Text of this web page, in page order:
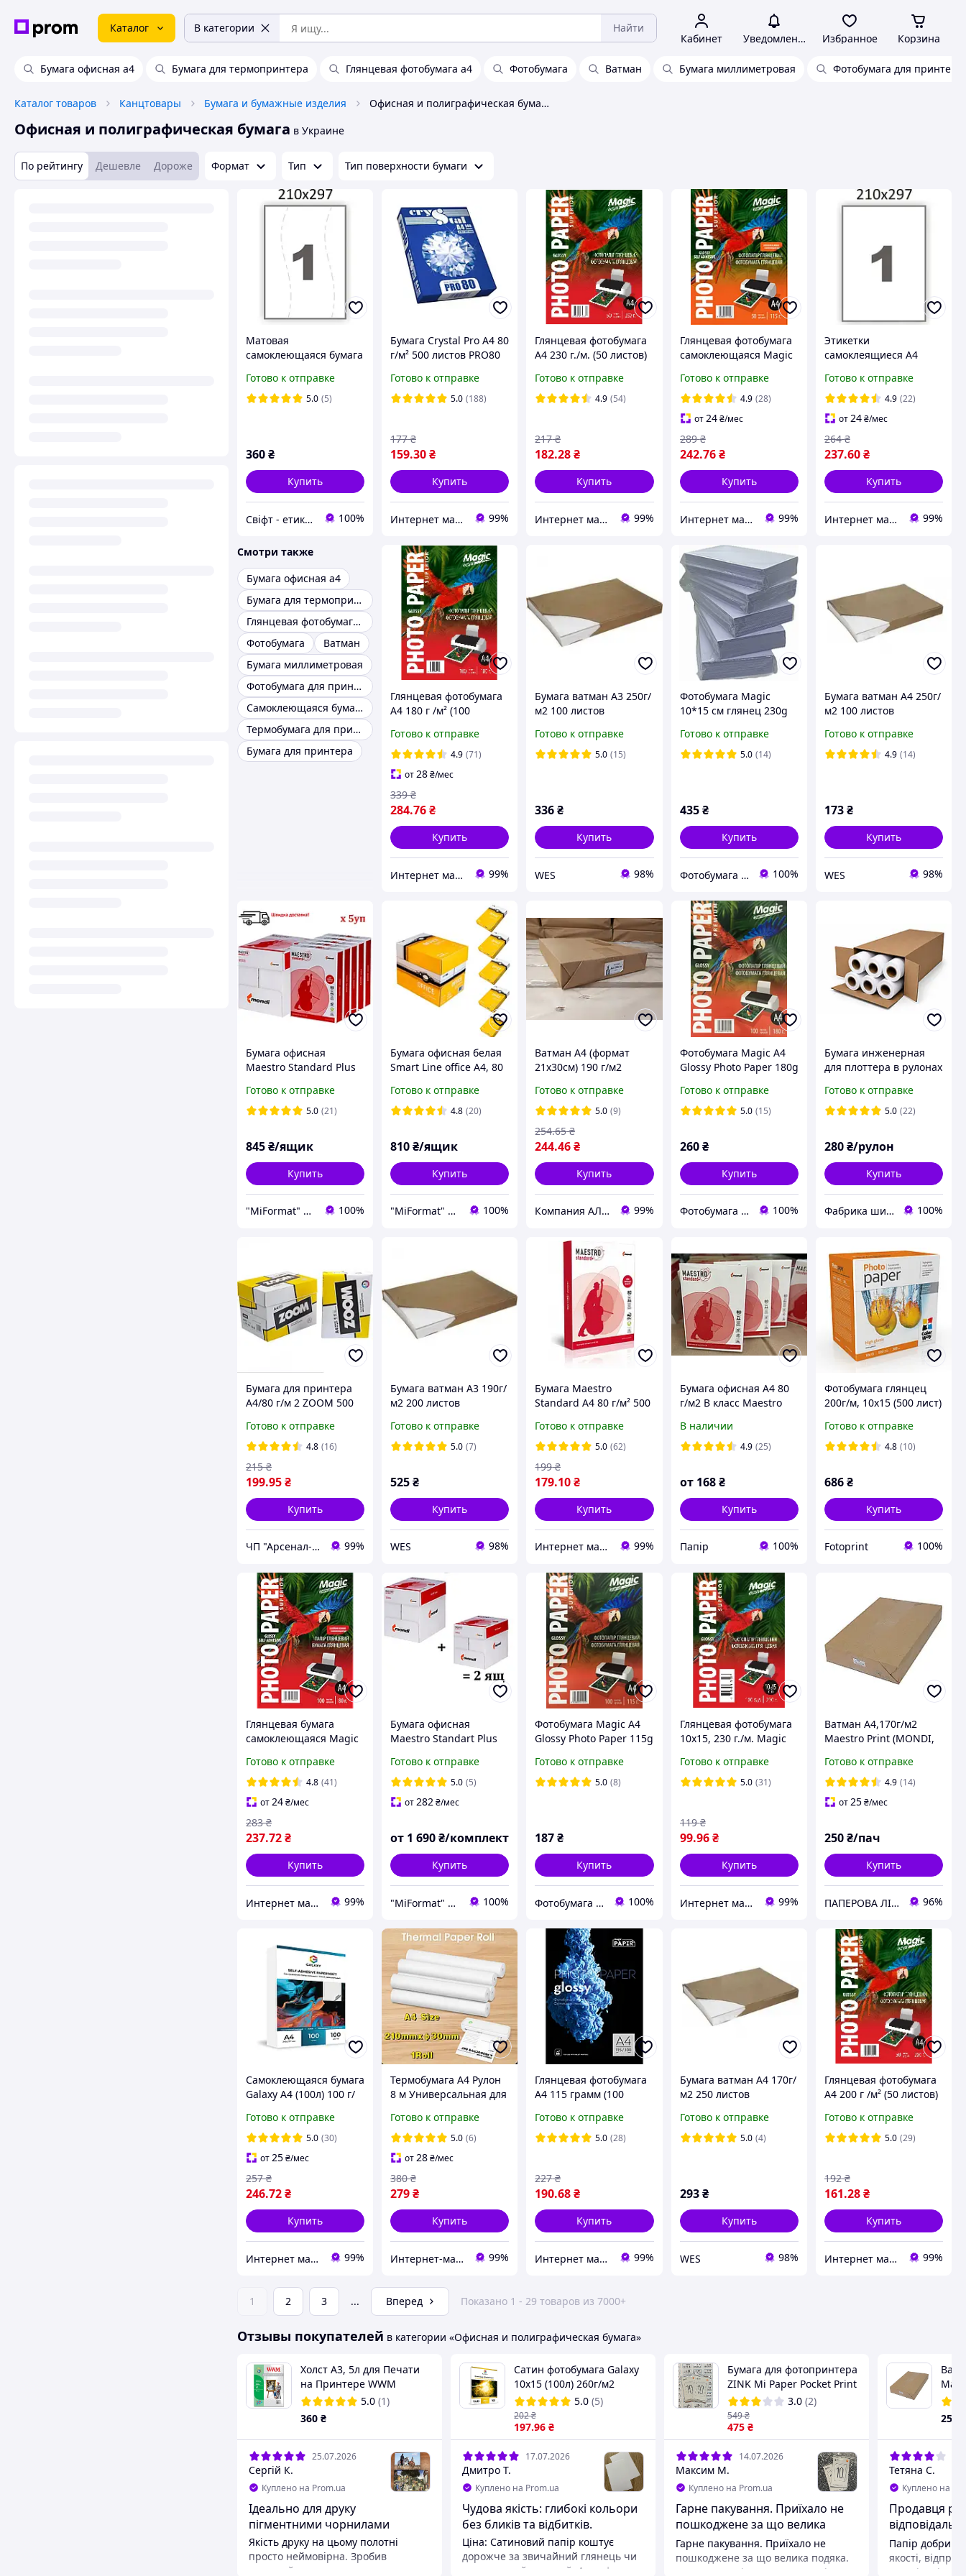
Каталог В категории Найти
Кабинет Уведомления Избранное Корзина
Бумага офисная а4 Бумага для термопринтера Глянцевая фотобумага а4 Фотобумага Ватман Бумага миллиметровая Фотобумага для принтера
Каталог товаров Канцтовары Бумага и бумажные изделия Офисная и полиграфическая бумага
Офисная и полиграфическая бумага в Украине
По рейтингу Дешевле Дороже Формат Тип Тип поверхности бумаги
Матовая
самоклеющаяся бумага
наклейка 210х297мм
(арт. 00064)
Готово к отправке
5.0 (5)
360₴
Купить
Свіфт - етикетки для бізнесу 100%
Бумага Crystal Pro А4 80
г/м² 500 листов PRO80
Готово к отправке
5.0 (188)
159.30₴
177 ₴
Купить
Интернет магазин ТерЛайн 99%
Глянцевая фотобумага
A4 230 г./м. (50 листов)
принтера 230 грамм
Готово к отправке
4.9 (54)
182.28₴
217 ₴
Купить
Интернет магазин ТерЛайн 99%
Глянцевая фотобумага
самоклеющаяся Magic
листов) Superior Бумага
клеющаяся глянцевая
Готово к отправке
4.9 (28)
от24 ₴/мес
242.76 ₴
289 ₴
Купить
Интернет магазин ТерЛайн 99%
Этикетки
самоклеящиеся А4
листе А4 (100 л.) Бумага
самоклеющаяся А4
Magic
Готово к отправке
4.9 (22)
от24₴/мес
237.60₴
264 ₴
Купить
Интернет магазин ТерЛайн 99%
Смотри также
Бумага офисная а4
Бумага для термопринтера
Глянцевая фотобумага а4
Фотобумага
Ватман
Бумага миллиметровая
Фотобумага для принтера
Самоклеющаяся бумага
Термобумага для принтера
Бумага для принтера
Глянцевая фотобумага
А4 180 г /м² (100
Фотобумага глянцевая
А4 180 грамм
Готово к отправке
4.9 (71)
от28₴/мес
284.76₴
339 ₴
Купить
Интернет магазин ТерЛайн 99%
Бумага ватман А3 250г/
м2 100 листов
Готово к отправке
5.0 (15)
336₴
Купить
WES 98%
Фотобумага Magic
10*15 см глянец 230g
Готово к отправке
5.0 (14)
435 ₴
Купить
Фотобумага и чернила 100%
Бумага ватман А4 250г/
м2 100 листов
Готово к отправке
4.9 (14)
173₴
Купить
WES 98%
Бумага офисная
Maestro Standard Plus
В Mondi - 1ящик
Готово к отправке
5.0 (21)
845₴/ящик
Купить
"MiFormat" – канцелярия для офиса и школы, упаковочные материалы! 100%
Бумага офисная белая
Smart Line office A4, 80
Бумага ксероксная
Бумага для принтера
Готово к отправке
4.8 (20)
810₴/ящик
Купить
"MiFormat" – канцелярия для офиса и школы, упаковочные материалы! 100%
Ватман А4 (формат
21х30см) 190 г/м2
Готово к отправке
5.0 (9)
244.46₴
254.65 ₴
Купить
Компания АЛД-Трейд 99%
Фотобумага Magic A4
Glossy Photo Paper 180g
Готово к отправке
5.0 (15)
260 ₴
Купить
Фотобумага и чернила 100%
Бумага инженерная
для плоттера в рулонах
Готово к отправке
5.0 (22)
280₴/рулон
Купить
Фабрика широкоформатной бумаги 100%
Бумага для принтера
А4/80 г/м 2 ZOOM 500
Готово к отправке
4.8 (16)
199.95₴
215 ₴
Купить
ЧП "Арсенал-У" 99%
Бумага ватман А3 190г/
м2 200 листов
Готово к отправке
5.0 (7)
525₴
Купить
WES 98%
Бумага Maestro
Standard А4 80 г/м² 500
Готово к отправке
5.0 (62)
179.10₴
199 ₴
Купить
Интернет магазин ТерЛайн 99%
Бумага офисная А4 80
г/м2 B класс Maestro
В наличии
4.9 (25)
от 168 ₴
Купить
Папір 100%
Фотобумага глянцец
200г/м, 10x15 (500 лист)
Готово к отправке
4.8 (10)
686₴
Купить
Fotoprint 100%
Глянцевая бумага
самоклеющаяся Magic
листов) Superior Бумага
клеющаяся глянцевая
Готово к отправке
4.8 (41)
от24₴/мес
237.72₴
283 ₴
Купить
Интернет магазин ТерЛайн 99%
Бумага офисная
Maestro Standart Plus
класс В - 2 ящика
Готово к отправке
5.0 (5)
от282₴/мес
от 1 690₴/комплект
Купить
"MiFormat" – канцелярия для офиса и школы, упаковочные материалы! 100%
Фотобумага Magic A4
Glossy Photo Paper 115g
Готово к отправке
5.0 (8)
187₴
Купить
Фотобумага и чернила 100%
Глянцевая фотобумага
10x15, 230 г./м. Magic
Фотобумага для
принтера 230 грамм.
Готово к отправке
5.0 (31)
99.96 ₴
119 ₴
Купить
Интернет магазин ТерЛайн 99%
Ватман А4,170г/м2
Maestro Print (MONDI,
Готово к отправке
4.9 (14)
от25₴/мес
250₴/пач
Купить
ПАПЕРОВА ЛІНІЯ 96%
Самоклеющаяся бумага
Galaxy А4 (100л) 100 г/
универсальная для
струйной и лазерной
печати Этикетки
A4LABEL-W
Готово к отправке
5.0 (30)
от25₴/мес
246.72₴
257 ₴
Купить
Интернет магазин ТерЛайн 99%
Термобумага А4 Рулон
8 м Универсальная для
Готово к отправке
5.0 (6)
от28₴/мес
279₴
380 ₴
Купить
Интернет-магазин Drink_coffee 99%
Глянцевая фотобумага
A4 115 грамм (100
Глянцевая фотобумага
А4 115 грамм
Готово к отправке
5.0 (28)
190.68₴
227 ₴
Купить
Интернет магазин ТерЛайн 99%
Бумага ватман А4 170г/
м2 250 листов
Готово к отправке
5.0 (4)
293 ₴
Купить
WES 98%
Глянцевая фотобумага
А4 200 г /м² (50 листов)
Фотобумага для
принтера 200 грамм
Готово к отправке
5.0 (29)
161.28₴
192 ₴
Купить
Интернет магазин ТерЛайн 99%
1 2 3 ... Вперед Показано 1 - 29 товаров из 7000+
Отзывы покупателей в категории «Офисная и полиграфическая бумага»
Холст А3, 5л для Печати
на Принтере WWM
натуральный хлопковый,
260Г/м (CC260А3.5)
5.0 (1)
360 ₴
25.07.2026
Сергій К.
Куплено на Prom.ua
Ідеально для друку
пігментними чорнилами
Якість друку на цьому полотні
просто неймовірна. Зробив
тестовий друк, кому не демонструю
Сатин фотобумага Galaxy
10x15 (100л) 260г/м2
5.0 (5)
197.96 ₴
202₴
17.07.2026
Дмитро Т.
Куплено на Prom.ua
Чудова якість: глибокі кольори
без бликів та відбитків.
Ціна: Сатиновий папір коштує
дорожче за звичайний глянець чи
стандартний матовий. Але ефект
Бумага для фотопринтера
ZINK Mi Paper Pocket Print
Instant Photo Paper
5x7,6см 287/20 (20 шт)
3.0 (2)
475 ₴
549₴
14.07.2026
Максим М.
Куплено на Prom.ua
Гарне пакування. Приїхало не
пошкоджене за що велика
подяка.
Гарне пакування. Приїхало не
пошкоджене за що велика подяка.
Замовляв в різних магазинах і на
250
Тетяна С.
Куплено на
Продавця
відправка.
Папір добрий,
якості,
що щільність